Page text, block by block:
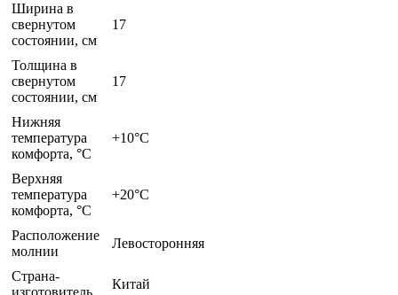
Ширина в
свернутом
состоянии, см
17
Толщина в
свернутом
состоянии, см
17
Нижняя
температура
комфорта, °C
+10°C
Верхняя
температура
комфорта, °С
+20°C
Расположение
молнии
Левосторонняя
Страна-
Китай